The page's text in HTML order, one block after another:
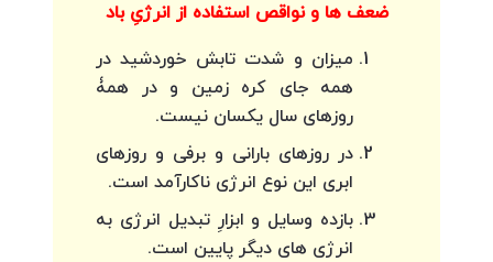
ضعف ها و نواقص استفاده از انرژیِ باد
میزان و شدت تابش خوردشید در
همه جای کره زمین و در همۀ
روزهای سال یکسان نیست.
در روزهای بارانی و برفی و روزهای
ابری این نوع انرژی ناکارآمد است.
بازده وسایل و ابزارِ تبدیل انرژی به
انرژی های دیگر پایین است.